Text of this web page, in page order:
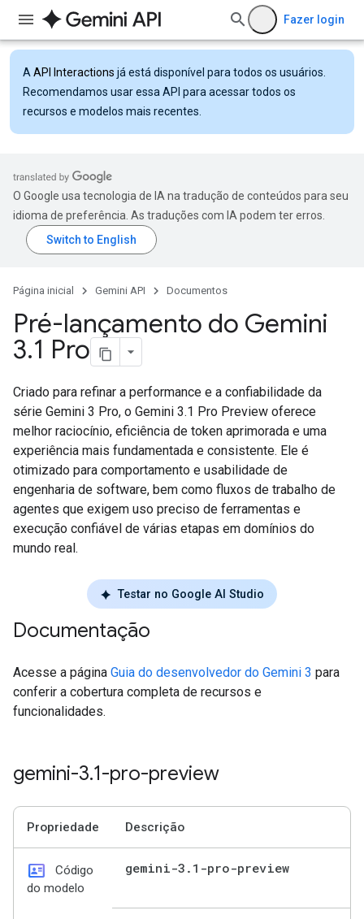
Fazer login
A API Interactions já está disponível para todos os usuários.
Recomendamos usar essa API para acessar todos os
recursos e modelos mais recentes.
O Google usa tecnologia de IA na tradução de conteúdos para seu
idioma de preferência. As traduções com IA podem ter erros.
Página inicial Gemini API Documentos
Pré-lançamento do Gemini
3.1 Pro
Criado para refinar a performance e a confiabilidade da
série Gemini 3 Pro, o Gemini 3.1 Pro Preview oferece
melhor raciocínio, eficiência de token aprimorada e uma
experiência mais fundamentada e consistente. Ele é
otimizado para comportamento e usabilidade de
engenharia de software, bem como fluxos de trabalho de
agentes que exigem uso preciso de ferramentas e
execução confiável de várias etapas em domínios do
mundo real.
Testar no Google AI Studio
Documentação
Acesse a página Guia do desenvolvedor do Gemini 3 para
conferir a cobertura completa de recursos e
funcionalidades.
gemini-3.1-pro-preview
Propriedade Descrição
id_card
Código
do modelo
gemini-3 . 1-pro-preview